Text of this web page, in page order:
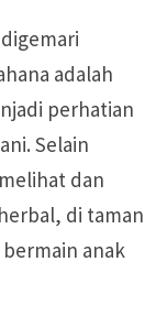
adalah
perhatian
Selain
dan
di taman
anak